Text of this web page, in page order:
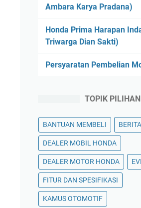
Ambara Karya Pradana)
Honda Prima Harapan
Triwarga Dian Sakti)
Persyaratan Pembelian
TOPIK PILIHAN
BANTUAN MEMBELI
DEALER MOBIL HONDA
DEALER MOTOR HONDA
FITUR DAN SPESIFIKASI
KAMUS OTOMOTIF